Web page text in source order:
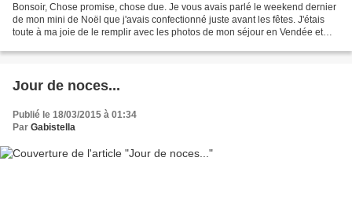
Bonsoir, Chose promise, chose due. Je vous avais parlé le weekend dernier
de mon mini de Noël que j'avais confectionné juste avant les fêtes. J'étais
toute à ma joie de le remplir avec les photos de mon séjour en Vendée et
Jour de noces...
Publié le 18/03/2015 à 01:34
Par Gabistella